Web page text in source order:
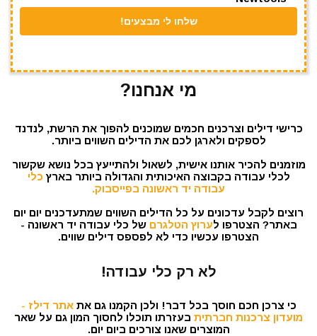
מי אנחנו?
כרישי דילים וצרכנים חכמים שמוכנים להפוך את הרשת, לנדנד
לספקים ולארגן לכם את הדילים השווים ביותר.
מוזמנים להכיר אותנו אישית, לשאול ולהתייעץ בכל נושא שקשור
לכלי עבודה בקבוצה האיכותית והגדולה ביותר בארץ כלי
עבודה יד ראשונה בפייסבוק.
רוצים לקבל עדכונים על כל הדילים השווים שמתעדכנים יום יום
באתר? הצטרפו לערוץ הטלגרם של כלי עבודה יד ראשונה -
הצטרפו עכשיו כדי לא לפספס דילים שווים.
לא רק כלי עבודה!
כי צרכן חכם חוסך בכל דבר! ולכן הקמנו גם אתאתר דילז -
מועדון צרכנות חברתית בעזרתו תוכלו לחסוך המון גם על שאר
המוצרים שאנו צורכים ביום יום.